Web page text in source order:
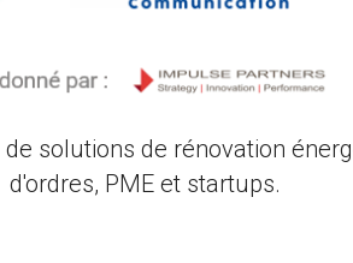
solutions de rénovation
d'ordres, PME et startups.